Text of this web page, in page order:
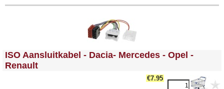
<!-- MakeFullWidth0 --><!-- MakeFullWidth1 --><!-- MakeFullWidth2 --><!-- MakeFullWidth3 --><!-- MakeFullWidth4 --><!-- MakeFullWidth5 --><!-- MakeFullWidth6 --><!-- MakeFullWidth7 --><!-- MakeFullWidth8 --><!-- MakeFullWidth9 --><!-- MakeFullWidth10 --><!-- MakeFullWidth11 --><!-- MakeFullWidth12 --><!-- MakeFullWidth13 --><!-- MakeFullWidth14 --><!-- MakeFullWidth15 --><!-- MakeFullWidth16 --><!-- MakeFullWidth17 --><!-- MakeFullWidth18 --><!-- MakeFullWidth19 -->
ISO Aansluitkabel - Dacia- Mercedes - Opel -
Renault
€7.95